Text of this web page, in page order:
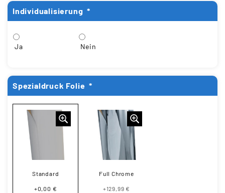
Individualisierung *
Ja Nein
Spezialdruck Folie *
Standard
+0,00 €
Full Chrome
+129,99 €